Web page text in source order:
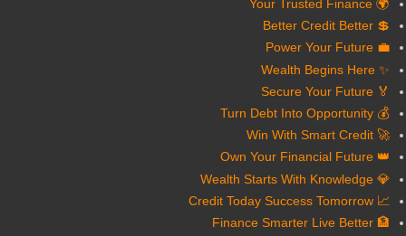
🌍 Your Trusted Finance
💲 Better Credit Better
💼 Power Your Future
✨ Wealth Begins Here
🏅 Secure Your Future
💰 Turn Debt Into Opportunity
🚀 Win With Smart Credit
👑 Own Your Financial Future
💎 Wealth Starts With Knowledge
📈 Credit Today Success Tomorrow
🏦 Finance Smarter Live Better